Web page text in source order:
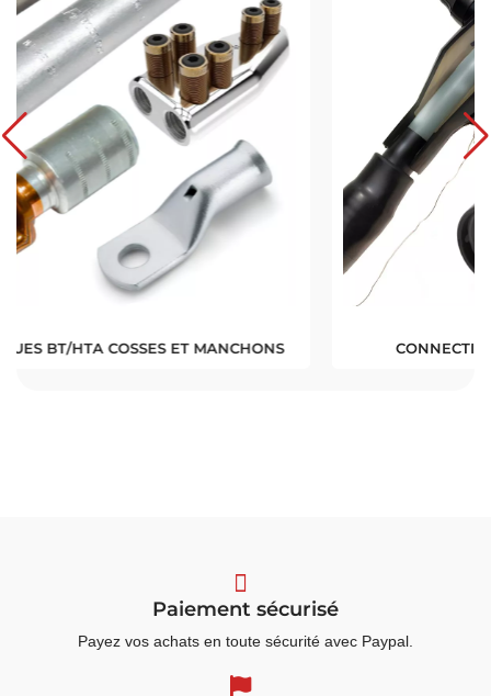
CONNECTIONS HAUTE TENSION (HTA)
Paiement sécurisé
Payez vos achats en toute sécurité avec Paypal.